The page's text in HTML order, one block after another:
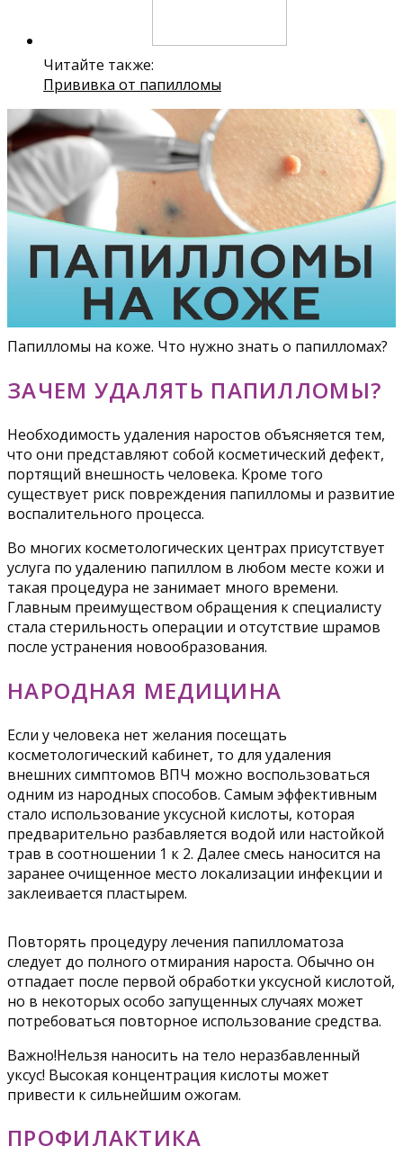
Читайте также:
Прививка от папилломы
Папилломы на коже. Что нужно знать о папилломах?
ЗАЧЕМ УДАЛЯТЬ ПАПИЛЛОМЫ?
Необходимость удаления наростов объясняется тем,
что они представляют собой косметический дефект,
портящий внешность человека. Кроме того
существует риск повреждения папилломы и развитие
воспалительного процесса.
Во многих косметологических центрах присутствует
услуга по удалению папиллом в любом месте кожи и
такая процедура не занимает много времени.
Главным преимуществом обращения к специалисту
стала стерильность операции и отсутствие шрамов
после устранения новообразования.
НАРОДНАЯ МЕДИЦИНА
Если у человека нет желания посещать
косметологический кабинет, то для удаления
внешних симптомов ВПЧ можно воспользоваться
одним из народных способов. Самым эффективным
стало использование уксусной кислоты, которая
предварительно разбавляется водой или настойкой
трав в соотношении 1 к 2. Далее смесь наносится на
заранее очищенное место локализации инфекции и
заклеивается пластырем.
Повторять процедуру лечения папилломатоза
следует до полного отмирания нароста. Обычно он
отпадает после первой обработки уксусной кислотой,
но в некоторых особо запущенных случаях может
потребоваться повторное использование средства.
Важно!Нельзя наносить на тело неразбавленный
уксус! Высокая концентрация кислоты может
привести к сильнейшим ожогам.
ПРОФИЛАКТИКА